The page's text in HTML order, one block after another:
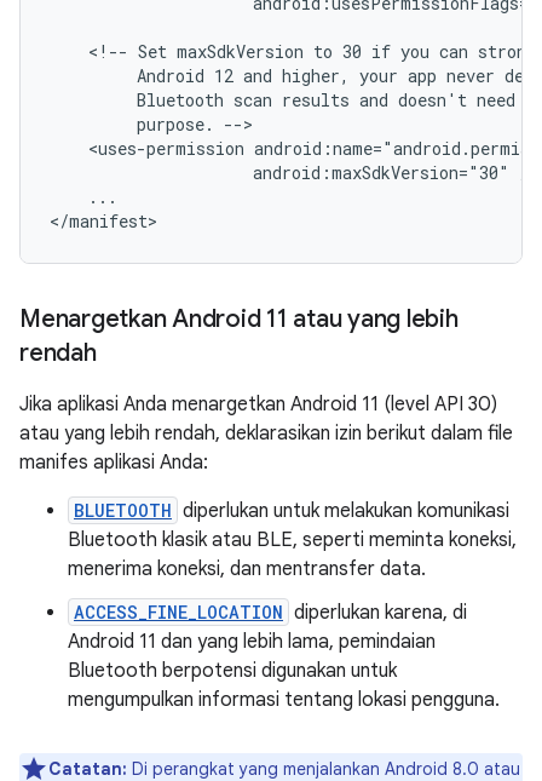
<!-- Set maxSdkVersion to 30 if you can
Android 12 and higher, your app never
Bluetooth scan results and doesn't need
purpose.
<uses-permission
android:maxSdkVersion="30"
...
Menargetkan Android 11 atau yang lebih
rendah
Jika aplikasi Anda menargetkan Android 11 (level API 30)
atau yang lebih rendah, deklarasikan izin berikut dalam file
manifes aplikasi Anda:
BLUETOOTH diperlukan untuk melakukan komunikasi
Bluetooth klasik atau BLE, seperti meminta koneksi,
menerima koneksi, dan mentransfer data.
ACCESS_FINE_LOCATION diperlukan karena, di
Android 11 dan yang lebih lama, pemindaian
Bluetooth berpotensi digunakan untuk
mengumpulkan informasi tentang lokasi pengguna.
Catatan: Di perangkat yang menjalankan Android 8.0 atau